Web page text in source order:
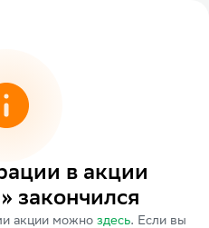
в акции
закончился
акции можно здесь. Если вы